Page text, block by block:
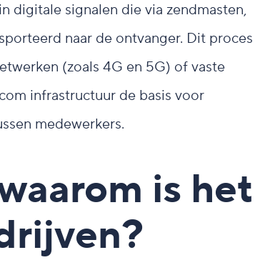
digitale signalen die via zendmasten,
naar de ontvanger. Dit proces
(zoals 4G en 5G) of vaste
infrastructuur de basis voor
medewerkers.
is het